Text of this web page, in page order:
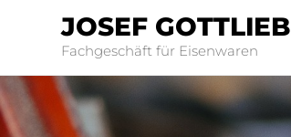
JOSEF GOTTLIEB
Fachgeschäft für Eisenwaren